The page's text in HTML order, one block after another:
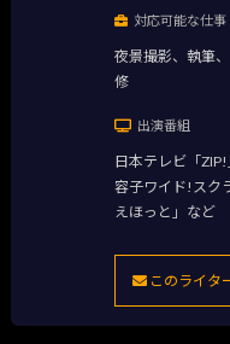
対応可能な仕事
夜景撮影、執筆
修
出演番組
日本テレビ「
容子ワイド!スク
えほっと」など
このライタ